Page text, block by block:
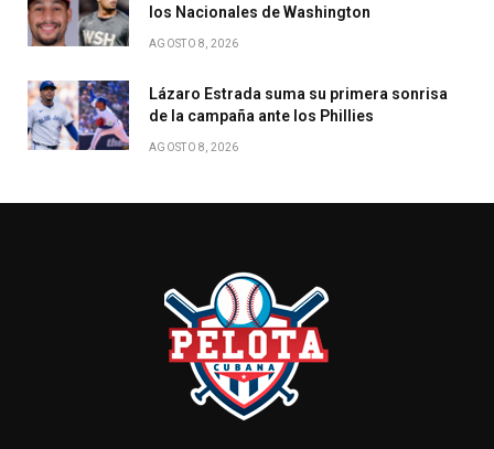
los Nacionales de Washington
AGOSTO 8, 2026
Lázaro Estrada suma su primera sonrisa
de la campaña ante los Phillies
AGOSTO 8, 2026